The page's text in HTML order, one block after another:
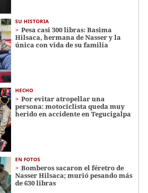
SU HISTORIA
Pesa casi 300 libras: Basima
Hilsaca, hermana de Nasser y la
única con vida de su familia
HECHO
Por evitar atropellar una
persona: motociclista queda muy
herido en accidente en Tegucigalpa
EN FOTOS
Bomberos sacaron el féretro de
Nasser Hilsaca; murió pesando más
de 630 libras